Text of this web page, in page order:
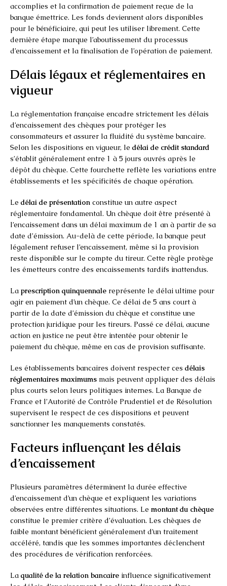
accomplies et la confirmation de paiement reçue de la
banque émettrice. Les fonds deviennent alors disponibles
pour le bénéficiaire, qui peut les utiliser librement. Cette
dernière étape marque l’aboutissement du processus
d’encaissement et la finalisation de l’opération de paiement.
Délais légaux et réglementaires en
vigueur
La réglementation française encadre strictement les délais
d’encaissement des chèques pour protéger les
consommateurs et assurer la fluidité du système bancaire.
Selon les dispositions en vigueur, le délai de crédit standard
s’établit généralement entre 1 à 5 jours ouvrés après le
dépôt du chèque. Cette fourchette reflète les variations entre
établissements et les spécificités de chaque opération.
Le délai de présentation constitue un autre aspect
réglementaire fondamental. Un chèque doit être présenté à
l’encaissement dans un délai maximum de 1 an à partir de sa
date d’émission. Au-delà de cette période, la banque peut
légalement refuser l’encaissement, même si la provision
reste disponible sur le compte du tireur. Cette règle protège
les émetteurs contre des encaissements tardifs inattendus.
La prescription quinquennale représente le délai ultime pour
agir en paiement d’un chèque. Ce délai de 5 ans court à
partir de la date d’émission du chèque et constitue une
protection juridique pour les tireurs. Passé ce délai, aucune
action en justice ne peut être intentée pour obtenir le
paiement du chèque, même en cas de provision suffisante.
Les établissements bancaires doivent respecter ces délais
réglementaires maximums mais peuvent appliquer des délais
plus courts selon leurs politiques internes. La Banque de
France et l’Autorité de Contrôle Prudentiel et de Résolution
supervisent le respect de ces dispositions et peuvent
sanctionner les manquements constatés.
Facteurs influençant les délais
d’encaissement
Plusieurs paramètres déterminent la durée effective
d’encaissement d’un chèque et expliquent les variations
observées entre différentes situations. Le montant du chèque
constitue le premier critère d’évaluation. Les chèques de
faible montant bénéficient généralement d’un traitement
accéléré, tandis que les sommes importantes déclenchent
des procédures de vérification renforcées.
La qualité de la relation bancaire influence significativement